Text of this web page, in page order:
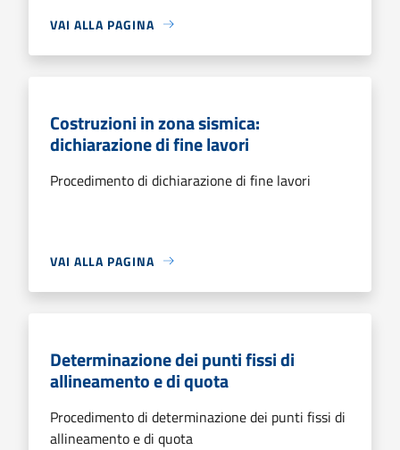
VAI ALLA PAGINA
Costruzioni in zona sismica:
dichiarazione di fine lavori
Procedimento di dichiarazione di fine lavori
VAI ALLA PAGINA
Determinazione dei punti fissi di
allineamento e di quota
Procedimento di determinazione dei punti fissi di
allineamento e di quota